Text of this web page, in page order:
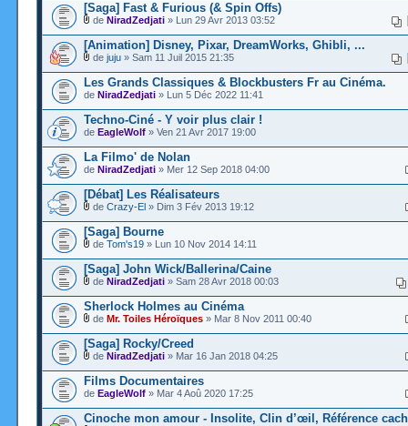
[Saga] Fast & Furious (& Spin Offs)
de NiradZedjati » Lun 29 Avr 2013 03:52
[Animation] Disney, Pixar, DreamWorks, Ghibli, ...
de juju » Sam 11 Juil 2015 21:35
Les Grands Classiques & Blockbusters Fr au Cinéma.
de NiradZedjati » Lun 5 Déc 2022 11:41
Techno-Ciné - Y voir plus clair !
de EagleWolf » Ven 21 Avr 2017 19:00
La Filmo' de Nolan
de NiradZedjati » Mer 12 Sep 2018 04:00
[Débat] Les Réalisateurs
de Crazy-El » Dim 3 Fév 2013 19:12
[Saga] Bourne
de Tom's19 » Lun 10 Nov 2014 14:11
[Saga] John Wick/Ballerina/Caine
de NiradZedjati » Sam 28 Avr 2018 00:03
Sherlock Holmes au Cinéma
de Mr. Toiles Héroïques » Mar 8 Nov 2011 00:40
[Saga] Rocky/Creed
de NiradZedjati » Mar 16 Jan 2018 04:25
Films Documentaires
de EagleWolf » Mar 4 Aoû 2020 17:25
Cinoche mon amour - Insolite, Clin d’œil, Référence